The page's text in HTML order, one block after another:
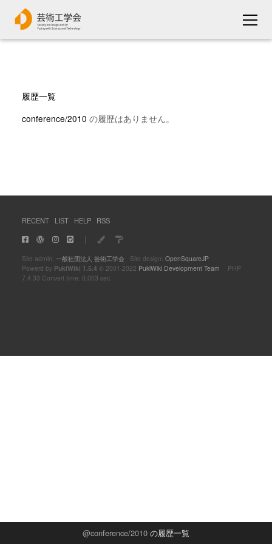
conference/2010 の履歴一覧
履歴一覧
conference/2010 の履歴はありません。
RECENT LIST HELP RSS
｜
Site admin: 一般社団法人 芸術工学会Site design: OpenSquareJP
Powerd by PukiWiki 1.5.4 © 2001-2022 PukiWiki Development Team PHP
7.4.33 Convert time: 0.003 sec.